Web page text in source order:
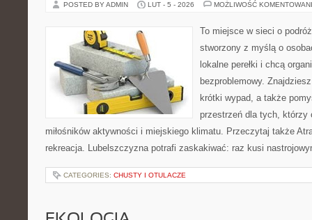
POSTED BY ADMIN LUT - 5 - 2026 MOŻLIWOŚĆ
To miejsce w sieci o
stworzony z myślą o
lokalne perełki i chcą
bezproblemowy.
krótki wypad, a także
przestrzeń dla tych, którzy
miłośników aktywności i miejskiego klimatu. Przeczytaj także
rekreacja. Lubelszczyzna potrafi zaskakiwać: raz kusi
CATEGORIES: CHUSTY I OTULACZE